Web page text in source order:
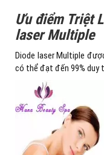
Ưu điểm Triệt
laser Multiple
Diode laser Multiple
có thể đạt đến 99% duy